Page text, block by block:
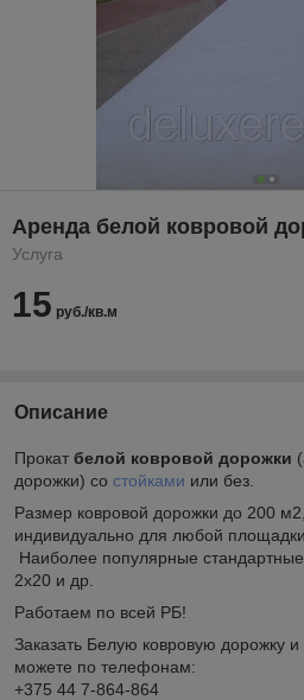
Аренда белой ковровой
Услуга
15 руб./кв.м
Описание
Прокат белой ковровой дорожки
дорожки) со стойками или без.
Размер ковровой дорожки до 200
индивидуально для любой
Наиболее популярные
2х20 и др.
Работаем по всей РБ!
Заказать Белую ковровую дорожку
можете по телефонам:
+375 44 7-864-864